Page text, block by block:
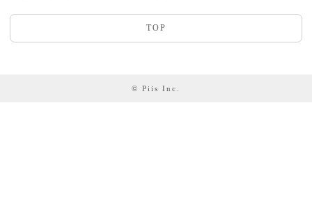
TOP
© Piis Inc.